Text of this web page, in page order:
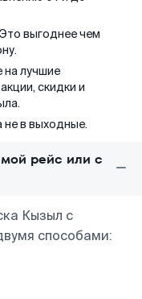
выгоднее чем
на лучшие
скидки и
не в выходные.
рейс или с
Кызыл с
способами: